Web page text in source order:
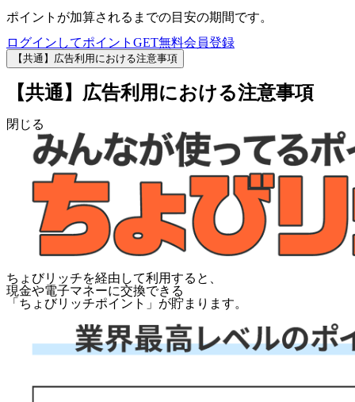
ポイントが加算されるまでの目安の期間です。
ログインしてポイントGET無料会員登録
【共通】広告利用における注意事項
【共通】広告利用における注意事項
閉じる
ちょびリッチを経由して利用すると、
現金や電子マネーに交換できる
「 ちょびリッチポイント 」が貯まります。